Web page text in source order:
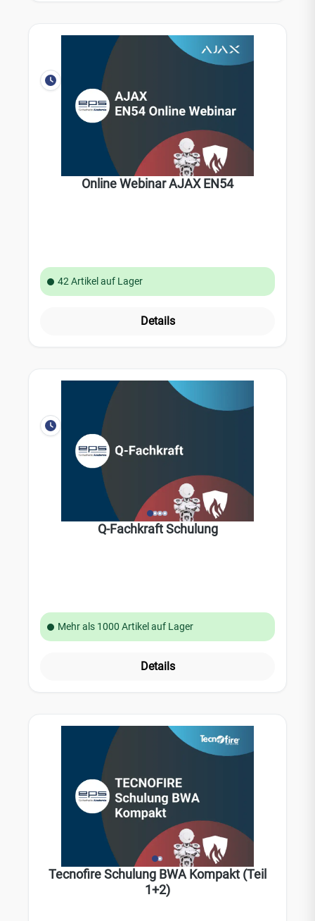
Online Webinar AJAX EN54
42 Artikel auf Lager
Details
Q-Fachkraft Schulung
Mehr als 1000 Artikel auf Lager
Details
Tecnofire Schulung BWA Kompakt (Teil
1+2)